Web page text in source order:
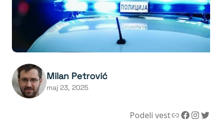
Milan Petrović
maj 23, 2025
Podeli vestLink Facebook InstagramTwitter